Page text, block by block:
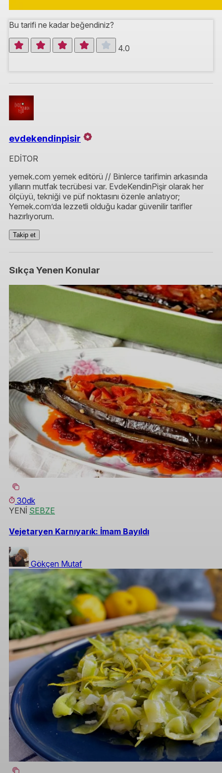
Bu tarifi ne kadar beğendiniz?
4.0
evdekendinpisir
EDİTOR
yemek.com yemek editörü // Binlerce tarifimin arkasında
yılların mutfak tecrübesi var. EvdeKendinPişir olarak her
ölçüyü, tekniği ve püf noktasını özenle anlatıyor;
Yemek.com’da lezzetli olduğu kadar güvenilir tarifler
hazırlıyorum.
Takip et
Sıkça Yenen Konular
30dk
YENİ SEBZE
Vejetaryen Karnıyarık: İmam Bayıldı
Gökçen Mutaf